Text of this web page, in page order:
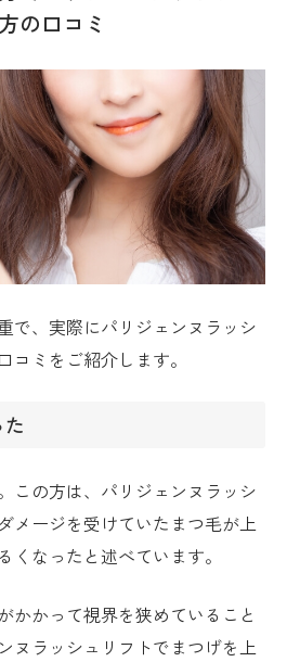
の口コミ
で、実際にパリジェンヌラッシ
コミをご紹介します。
この方は、パリジェンヌラッシ
メージを受けていたまつ毛が上
くなったと述べています。
かかって視界を狭めていること
ヌラッシュリフトでまつげを上